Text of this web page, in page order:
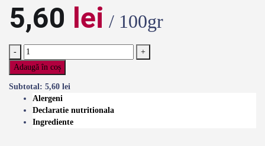
5,60 lei / 100gr
-
+
Adaugă în coș
Subtotal: 5,60 lei
Alergeni
Declaratie nutritionala
Ingrediente